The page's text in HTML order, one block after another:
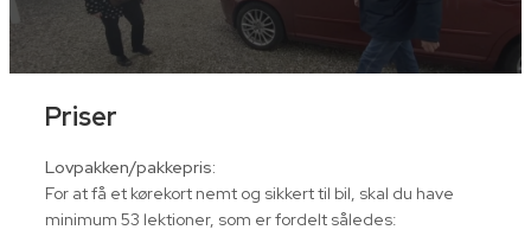
Priser
Lovpakken/pakkepris:
For at få et kørekort nemt og sikkert til bil, skal du have
minimum 53 lektioner, som er fordelt således: